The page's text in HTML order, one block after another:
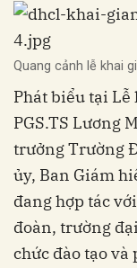
Quang cảnh lễ khai
Phát biểu tại
PGS.TS Lương
trưởng Trường
ủy, Ban Giám
đang hợp tác
đoàn, trường
chức đào tạo